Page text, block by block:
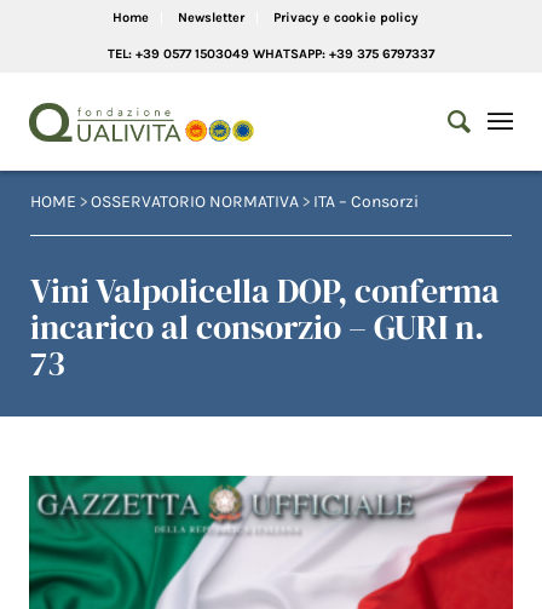
Home Newsletter Privacy e cookie policy
TEL: +39 0577 1503049 WHATSAPP: +39 375 6797337
HOME >OSSERVATORIO NORMATIVA > ITA – Consorzi
Vini Valpolicella DOP, conferma
incarico al consorzio – GURI n.
73